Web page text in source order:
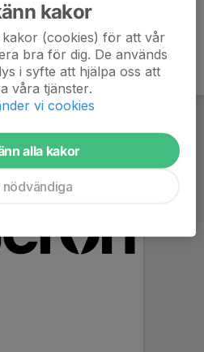
kakor
(cookies) för att vår
bra för dig. De används
i syfte att hjälpa oss att
våra tjänster.
vi cookies
alla kakor
nödvändiga